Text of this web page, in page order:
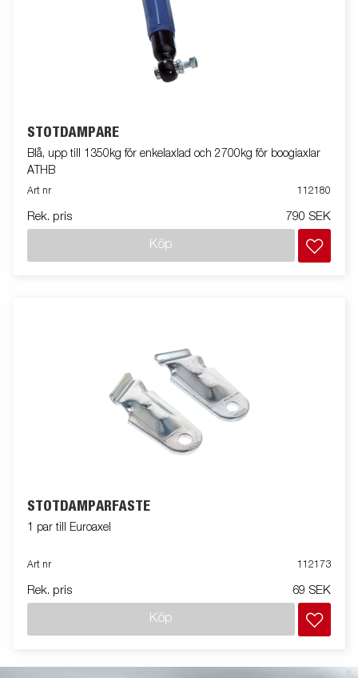
STÖTDÄMPARE
Blå, upp till 1350kg för enkelaxlad och 2700kg för boogiaxlar
ATHB
Art nr 112180
Rek. pris 790 SEK
Köp
STÖTDÄMPARFÄSTE
1 par till Euroaxel
Art nr 112173
Rek. pris 69 SEK
Köp